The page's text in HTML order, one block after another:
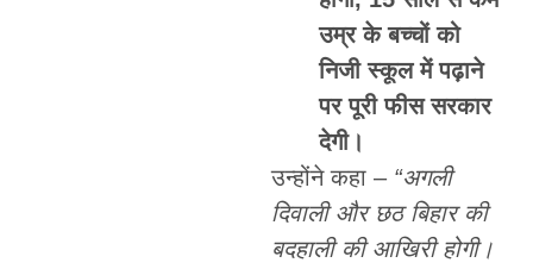
उम्र के बच्चों को
निजी स्कूल में पढ़ाने
पर पूरी फीस सरकार
देगी।
उन्होंने कहा – “अगली
दिवाली और छठ बिहार की
बदहाली की आखिरी होगी।